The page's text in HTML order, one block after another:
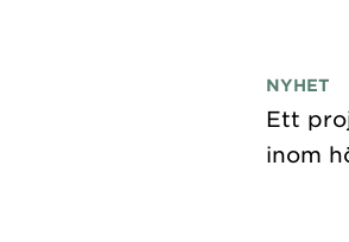
NYHET
Ett